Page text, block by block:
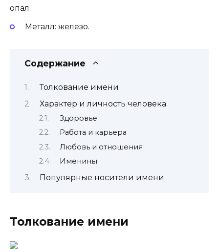
опал.
Металл: железо.
Содержание
Толкование имени
Характер и личность человека
Здоровье
Работа и карьера
Любовь и отношения
Именины
Популярные носители имени
Толкование имени